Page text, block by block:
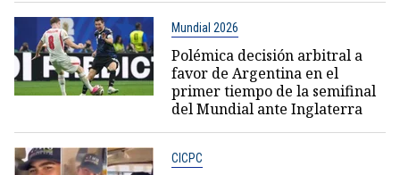
Mundial 2026
Polémica decisión arbitral a
favor de Argentina en el
primer tiempo de la semifinal
del Mundial ante Inglaterra
CICPC